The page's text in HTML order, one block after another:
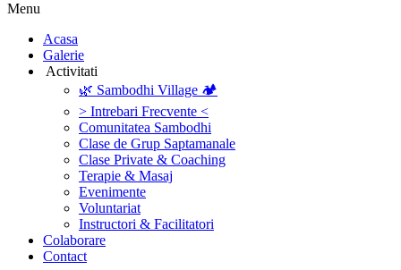
Menu
‎Acasa
Galerie
‎ ‎Activitati‎
🌿 Sambodhi Village 🏕️
> Intrebari Frecvente <
Comunitatea Sambodhi
Clase de Grup Saptamanale
Clase Private & Coaching
Terapie & Masaj
‎Evenimente
Voluntariat
‏‏‎Instructori & Facilitatori
Colaborare
Contact